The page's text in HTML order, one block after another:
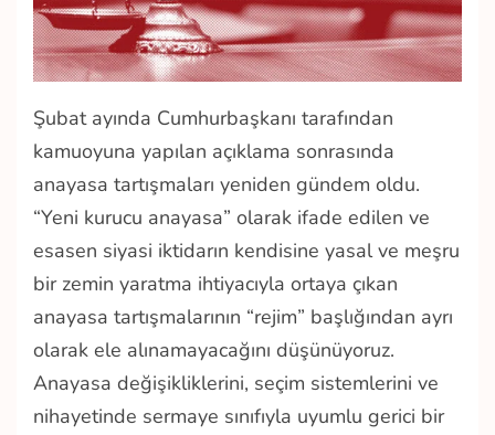
Şubat ayında Cumhurbaşkanı tarafından
kamuoyuna yapılan açıklama sonrasında
anayasa tartışmaları yeniden gündem oldu.
“Yeni kurucu anayasa” olarak ifade edilen ve
esasen siyasi iktidarın kendisine yasal ve meşru
bir zemin yaratma ihtiyacıyla ortaya çıkan
anayasa tartışmalarının “rejim” başlığından ayrı
olarak ele alınamayacağını düşünüyoruz.
Anayasa değişikliklerini, seçim sistemlerini ve
nihayetinde sermaye sınıfıyla uyumlu gerici bir